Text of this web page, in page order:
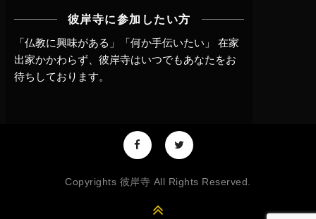
彼岸寺に参加したい方
「仏教に興味がある」「何か手伝いたい」 在家
出家かかわらず、 彼岸寺はいつでもあなたをお
待ちしております。
Copyrights 彼岸寺 All Rights Reserved.